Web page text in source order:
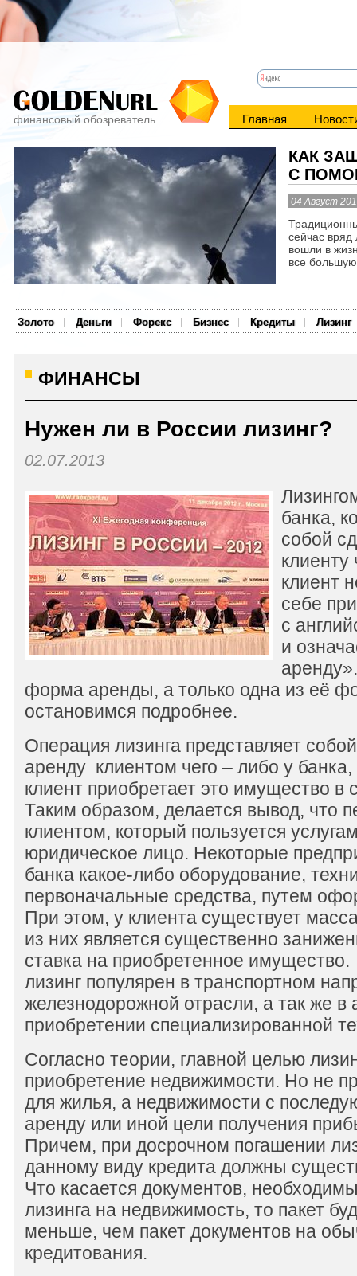
финансовый обозреватель Главная
КАК
С
04 Август
сейчас вряд
вошли в
все
Золото Деньги Форекс Бизнес Кредиты Лизинг
ФИНАНСЫ
Нужен ли в России лизинг?
02.07.2013
банка,
собой
клиенту
клиент
себе
с
и
форма аренды, а только одна из её
остановимся подробнее.
Операция лизинга представляет
аренду клиентом чего – либо у
клиент приобретает это имущество в
Таким образом, делается вывод, что
клиентом, который пользуется
юридическое лицо. Некоторые
банка какое-либо оборудование,
первоначальные средства, путем
При этом, у клиента существует
из них является существенно
ставка на приобретенное
лизинг популярен в транспортном
железнодорожной отрасли, а так же в
приобретении специализированной
Согласно теории, главной целью
приобретение недвижимости. Но не
для жилья, а недвижимости с
аренду или иной цели получения
Причем, при досрочном погашении
данному виду кредита должны
Что касается документов,
лизинга на недвижимость, то пакет
меньше, чем пакет документов на
кредитования.